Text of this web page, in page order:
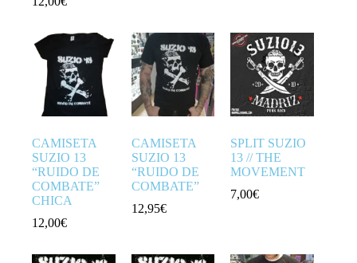
CAMISETA
SUZIO 13
“RUIDO DE
COMBATE”
CHICA
12,00€
CAMISETA
SUZIO 13
“RUIDO DE
COMBATE”
12,95€
SPLIT SUZIO
13 // THE
MOVEMENT
7,00€